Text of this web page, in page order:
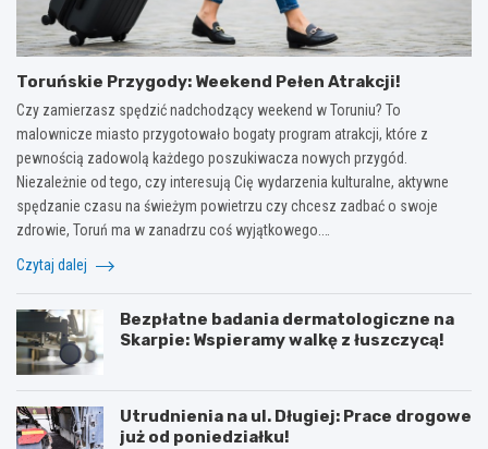
Toruńskie Przygody: Weekend Pełen Atrakcji!
Czy zamierzasz spędzić nadchodzący weekend w Toruniu? To
malownicze miasto przygotowało bogaty program atrakcji, które z
pewnością zadowolą każdego poszukiwacza nowych przygód.
Niezależnie od tego, czy interesują Cię wydarzenia kulturalne, aktywne
spędzanie czasu na świeżym powietrzu czy chcesz zadbać o swoje
zdrowie, Toruń ma w zanadrzu coś wyjątkowego.…
Czytaj dalej
Bezpłatne badania dermatologiczne na
Skarpie: Wspieramy walkę z łuszczycą!
Utrudnienia na ul. Długiej: Prace drogowe
już od poniedziałku!